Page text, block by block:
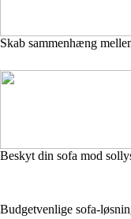
Skab sammenhæng
Beskyt din sofa mod
Budgetvenlige sofa-